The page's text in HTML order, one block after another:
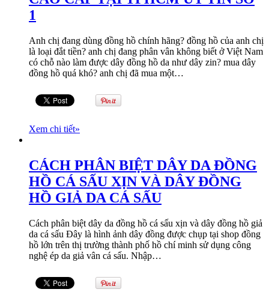
1
Anh chị đang dùng đồng hồ chính hãng? đồng hồ của anh chị
là loại đắt tiền? anh chị đang phân vân không biết ở Việt Nam
có chỗ nào làm được dây đồng hồ da như dây zin? mua dây
đồng hồ quá khó? anh chị đã mua một…
Xem chi tiết»
CÁCH PHÂN BIỆT DÂY DA ĐỒNG
HỒ CÁ SẤU XỊN VÀ DÂY ĐỒNG
HỒ GIẢ DA CÁ SẤU
Cách phân biệt dây da đồng hồ cá sấu xịn và dây đồng hồ giả
da cá sấu Đây là hình ảnh dây đồng được chụp tại shop đồng
hồ lớn trên thị trường thành phố hồ chí minh sử dụng công
nghệ ép da giả vân cá sấu. Nhập…